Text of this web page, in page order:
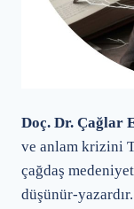
Doç. Dr. Çağlar
ve anlam krizini
çağdaş
düşünür-